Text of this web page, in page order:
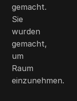
gemacht.
Sie
wurden
gemacht,
um
Raum
einzunehmen.